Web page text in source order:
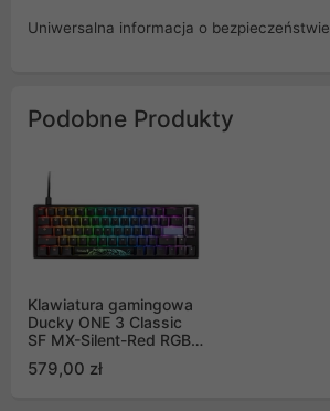
Uniwersalna informacja o bezpieczeństwie
Podobne Produkty
Klawiatura gamingowa
Ducky ONE 3 Classic
SF MX-Silent-Red RGB
LED US czarno-biała,
mechaniczna
579,00 zł